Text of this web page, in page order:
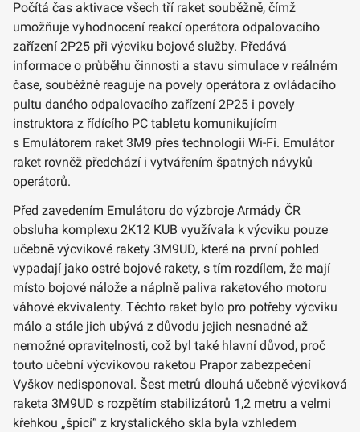
Počítá čas aktivace všech tří raket souběžně, čímž
umožňuje vyhodnocení reakcí operátora odpalovacího
zařízení 2P25 při výcviku bojové služby. Předává
informace o průběhu činnosti a stavu simulace v reálném
čase, souběžně reaguje na povely operátora z ovládacího
pultu daného odpalovacího zařízení 2P25 i povely
instruktora z řídícího PC tabletu komunikujícím
s Emulátorem raket 3M9 přes technologii Wi-Fi. Emulátor
raket rovněž předchází i vytvářením špatných návyků
operátorů.
Před zavedením Emulátoru do výzbroje Armády ČR
obsluha komplexu 2K12 KUB využívala k výcviku pouze
učebně výcvikové rakety 3M9UD, které na první pohled
vypadají jako ostré bojové rakety, s tím rozdílem, že mají
místo bojové nálože a náplně paliva raketového motoru
váhové ekvivalenty. Těchto raket bylo pro potřeby výcviku
málo a stále jich ubývá z důvodu jejich nesnadné až
nemožné opravitelnosti, což byl také hlavní důvod, proč
touto učební výcvikovou raketou Prapor zabezpečení
Vyškov nedisponoval. Šest metrů dlouhá učebně výcviková
raketa 3M9UD s rozpětím stabilizátorů 1,2 metru a velmi
křehkou „špicí“ z krystalického skla byla vzhledem